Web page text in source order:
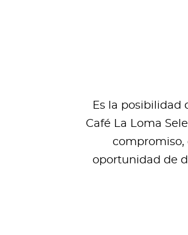
Es la posibilidad
Café La Loma
compromiso,
oportunidad de